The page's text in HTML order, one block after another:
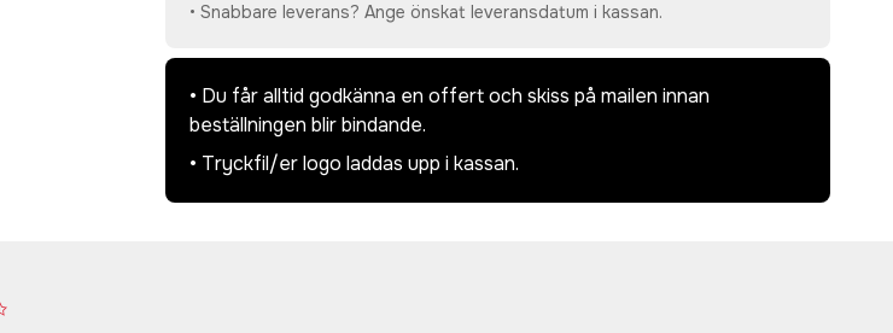
• Snabbare leverans? Ange önskat leveransdatum i kassan.
• Du får alltid godkänna en offert och skiss på mailen innan
beställningen blir bindande.
• Tryckfil/er logo laddas upp i kassan.